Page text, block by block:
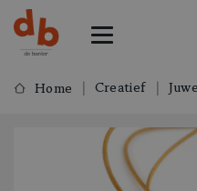
Home Creatief